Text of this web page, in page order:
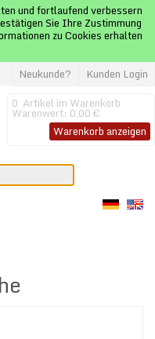
und fortlaufend verbessern
Sie Ihre Zustimmung
zu Cookies erhalten
Kunden Login
Neukunde?
0 Artikel im Warenkorb
Warenwert: 0,00 €
Warenkorb anzeigen